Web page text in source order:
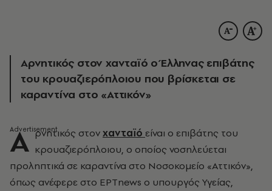
Αρνητικός στον χανταϊό ο Έλληνας επιβάτης
του κρουαζιερόπλοιου που βρίσκεται σε
καραντίνα στο «Αττικόν»
Α ρνητικός στονχανταϊό είναι ο επιβάτης του
κρουαζιερόπλοιου, ο οποίος νοσηλεύεται
προληπτικά σε καραντίνα στο Νοσοκομείο «Αττικόν»,
όπως ανέφερε στο ΕΡΤnews ο υπουργός Υγείας,